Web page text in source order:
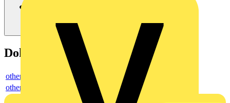
Dokumente
others
others